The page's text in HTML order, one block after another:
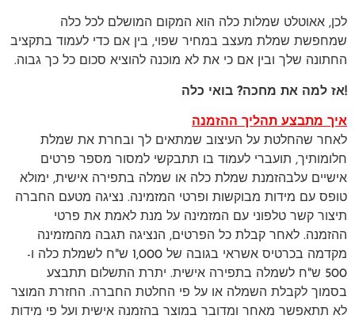
לכן, אאוטלט שמלות כלה הוא המקום המושלם לכל כלה
שמחפשת שמלת מעצב במחיר שפוי, בין אם כדי לעמוד בתקציב
החתונה שלך ובין אם כי את לא מוכנה להוציא סכום כל כך גבוה.
!אז למה את מחכה? בואי כלה
איך מתבצע תהליך ההזמנה
לאחר שהחלטת על העיצוב שמתאים לך ובחרת את שמלת
חלומותיך, תועברי לעמוד בו תתבקשי למסור מספר פרטים
אישיים עלבהזמנת שמלת כלה או שמלה בתפירה אישית, ימולא
טופס עם מידות מבוקשות ופרטי המזמינה. נציגה מטעם החברה
תיצור קשר טלפוני עם המזמינה על מנת לאמת את פרטי
ההזמנה. לאחר קבלת כל הפרטים, הנציגה תגבה מהמזמינה
מקדמה בכרטיס אשראי בגובה של 1,000 ש"ח לשמלת כלה ו-
500 ש"ח לשמלה בתפירה אישית. יתרת התשלום תתבצע
בסמוך לקבלת השמלה או על פי החלטת החברה. החזרת המוצר
לא תתאפשר מאחר ומדובר במוצר בהזמנה אישית ועל פי מידות